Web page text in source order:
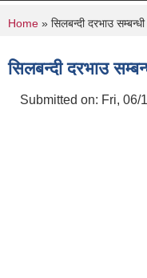
You are here
Home » सिलबन्दी दरभाउ
सिलबन्दी दरभाउ
Submitted on: Fri, 06/